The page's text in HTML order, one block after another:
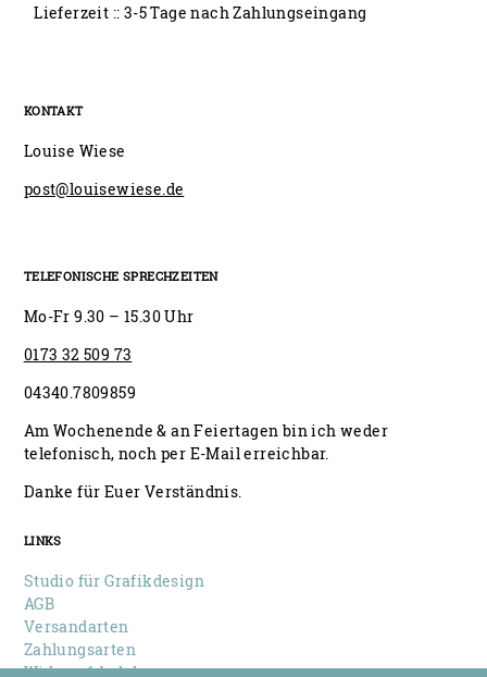
Lieferzeit :: 3-5 Tage nach Zahlungseingang
KONTAKT
Louise Wiese
post@louisewiese.de
TELEFONISCHE SPRECHZEITEN
Mo-Fr 9.30 – 15.30 Uhr
0173 32 509 73
04340.7809859
Am Wochenende & an Feiertagen bin ich weder
telefonisch, noch per E-Mail erreichbar.
Danke für Euer Verständnis.
LINKS
Studio für Grafikdesign
AGB
Versandarten
Zahlungsarten
Widerrufsbelehrung